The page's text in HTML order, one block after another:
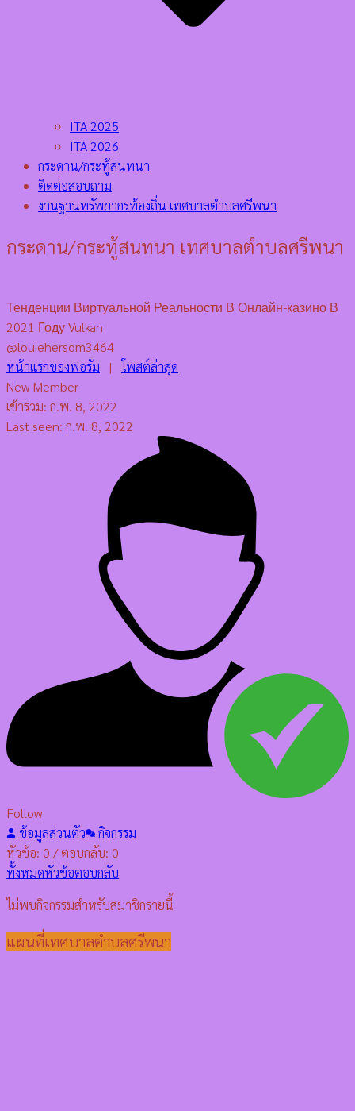
ITA 2025
ITA 2026
กระดาน/กระทู้สนทนา
ติดต่อสอบถาม
งานฐานทรัพยากรท้องถิ่น เทศบาลตำบลศรีพนา
กระดาน/กระทู้สนทนา เทศบาลตำบลศรีพนา
Тенденции Виртуальной Реальности В Онлайн-казино В
2021 Году Vulkan
@louiehersom3464
หน้าแรกของฟอรัม | โพสต์ล่าสุด
New Member
เข้าร่วม: ก.พ. 8, 2022
Last seen: ก.พ. 8, 2022
Follow
ข้อมูลส่วนตัว
กิจกรรม
หัวข้อ: 0 / ตอบกลับ: 0
ทั้งหมดหัวข้อตอบกลับ
ไม่พบกิจกรรมสำหรับสมาชิกรายนี้
แผนที่เทศบาลตำบลศรีพนา